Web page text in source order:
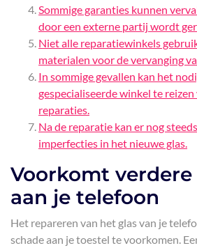
Sommige garanties kunnen
door een externe partij wordt
Niet alle reparatiewinkels
materialen voor de vervanging
In sommige gevallen kan het
gespecialiseerde winkel te
reparaties.
Na de reparatie kan er nog
imperfecties in het nieuwe glas.
Voorkomt verdere
aan je telefoon
Het repareren van het glas van je
schade aan je toestel te voorkomen.